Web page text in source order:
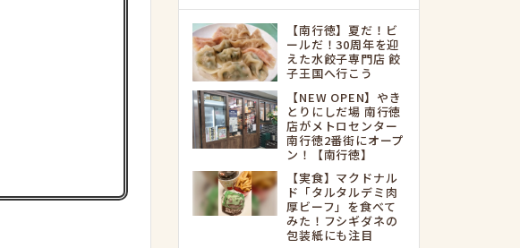
【南行徳】夏だ！ビ
ールだ！30周年を迎
えた水餃子専門店 餃
子王国へ行こう
【NEW OPEN】やき
とりにしだ場 南行徳
店がメトロセンター
南行徳2番街にオープ
ン！【南行徳】
【実食】マクドナル
ド「タルタルデミ肉
厚ビーフ」を食べて
みた！フシギダネの
包装紙にも注目